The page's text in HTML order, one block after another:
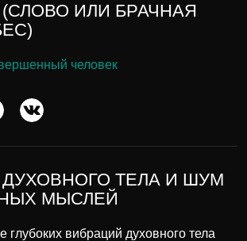
ИЛИ БРАЧНАЯ
человек
ТЕЛА И ШУМ
МЫСЛЕЙ
глубоких вибраций духовного тела